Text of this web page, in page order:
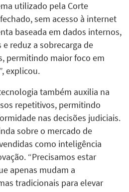
utilizado pela Corte
sem acesso à internet
baseada em dados internos,
reduz a sobrecarga de
permitindo maior foco em
explicou.
também auxilia na
repetitivos, permitindo
nas decisões judiciais.
sobre o mercado de
como inteligência
“Precisamos estar
apenas mudam a
tradicionais para elevar